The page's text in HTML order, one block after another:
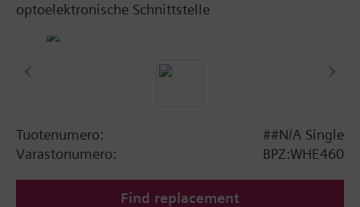
optoelektronische Schnittstelle
Tuotenumero:
##N/A Single
Varastonumero:
BPZ:WHE460
Find replacement